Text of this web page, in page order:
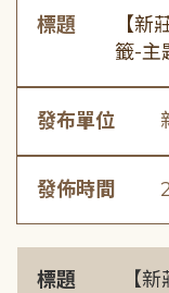
標題
【新
籤-主
發布單位
發佈時間
標題
【